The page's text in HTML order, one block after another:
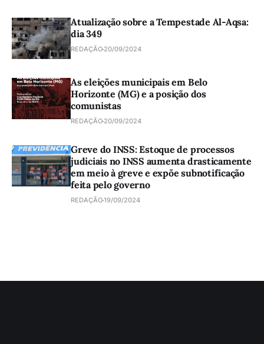
Atualização sobre a Tempestade Al-Aqsa:
dia 349
REDAÇÃO 20/09/2024
As eleições municipais em Belo
Horizonte (MG) e a posição dos
comunistas
REDAÇÃO 20/09/2024
Greve do INSS: Estoque de processos
judiciais no INSS aumenta drasticamente
em meio à greve e expõe subnotificação
feita pelo governo
REDAÇÃO19/09/2024